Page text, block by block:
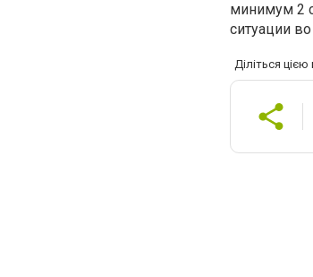
минимум 2
ситуации
Діліться